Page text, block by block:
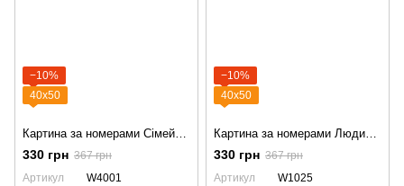
−10%
40х50
330 грн 367 грн
Артикул
W4001
−10%
40х50
330 грн 367 грн
Артикул
W1025